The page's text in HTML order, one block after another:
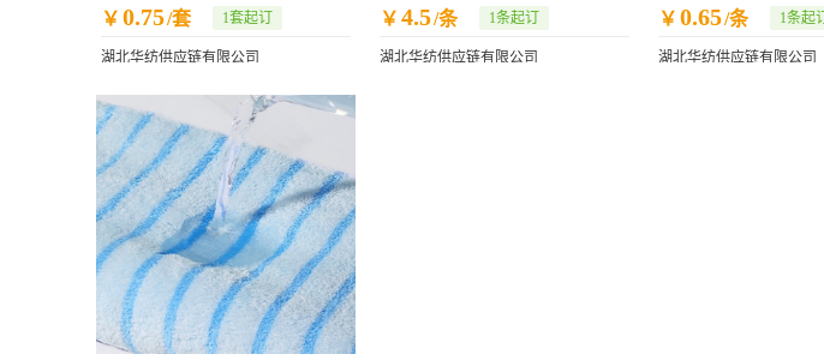
跨境
￥ 0.75/套 1套起订
湖北华纺供应链有限公司
￥ 4.5/条 1条起订
湖北华纺供应链有限公司
宣传方巾
￥ 0.65/条 1条起订
湖北华纺供应链有限公司